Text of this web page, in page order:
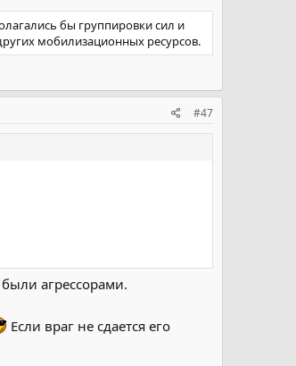
бы группировки сил и
мобилизационных ресурсов.
#47
агрессорами.
Если враг не сдается его